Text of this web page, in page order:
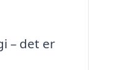
– det er